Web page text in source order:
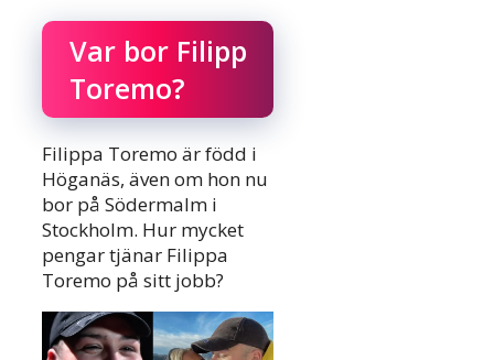
Var bor Filipp
Toremo?
Filippa Toremo är född i
Höganäs, även om hon nu
bor på Södermalm i
Stockholm. Hur mycket
pengar tjänar Filippa
Toremo på sitt jobb?